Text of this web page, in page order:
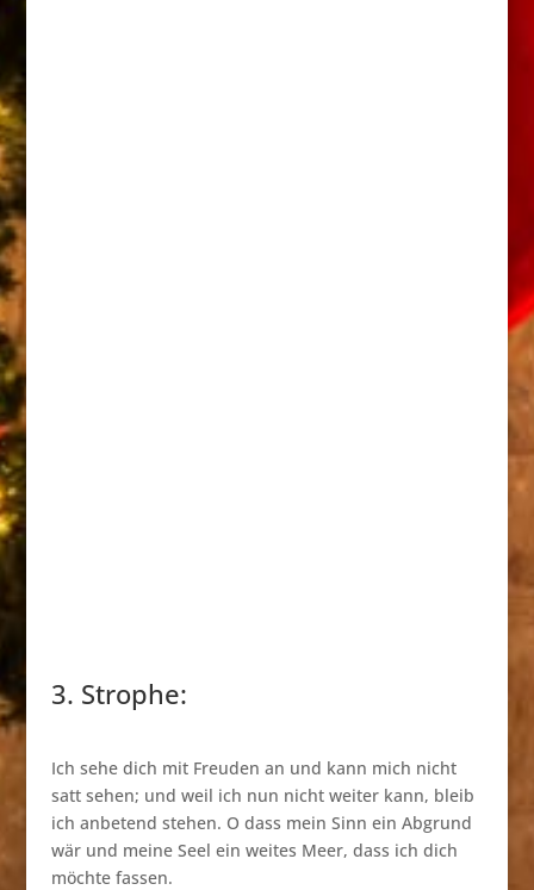
3. Strophe:
Ich sehe dich mit Freuden an und kann mich nicht
satt sehen; und weil ich nun nicht weiter kann, bleib
ich anbetend stehen. O dass mein Sinn ein Abgrund
wär und meine Seel ein weites Meer, dass ich dich
möchte fassen.